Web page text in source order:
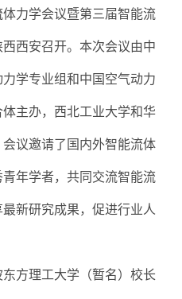
力学会议暨第三届智能流
西安召开。本次会议由中
学专业组和中国空气动力
主办，西北工业大学和华
议邀请了国内外智能流体
年学者，共同交流智能流
新研究成果，促进行业人
方理工大学（暂名）校长